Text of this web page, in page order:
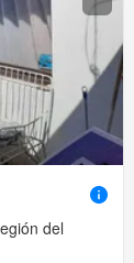
del